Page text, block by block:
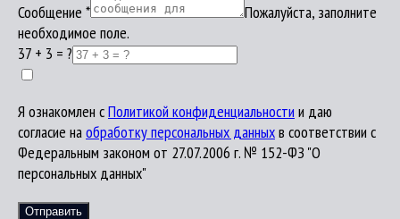
Сообщение *
Пожалуйста, заполните
необходимое поле.
37 + 3 = ?
Я ознакомлен сПолитикой конфиденциальности и даю
согласие наобработку персональных данныхв соответствии с
Федеральным законом от 27.07.2006 г. № 152-ФЗ "О
персональных данных"
Отправить